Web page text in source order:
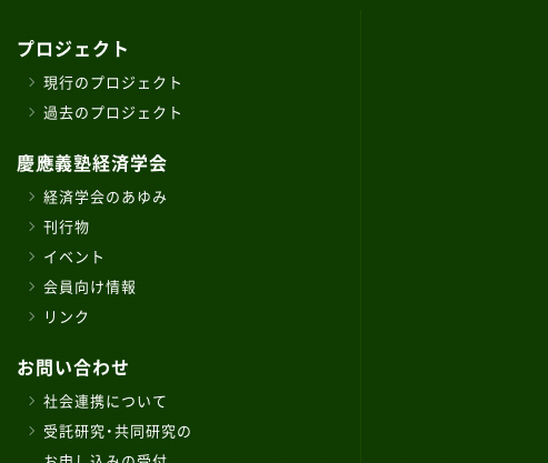
プロジェクト
現行のプロジェクト
過去のプロジェクト
慶應義塾経済学会
経済学会のあゆみ
刊行物
イベント
会員向け情報
リンク
お問い合わせ
社会連携について
受託研究・共同研究の